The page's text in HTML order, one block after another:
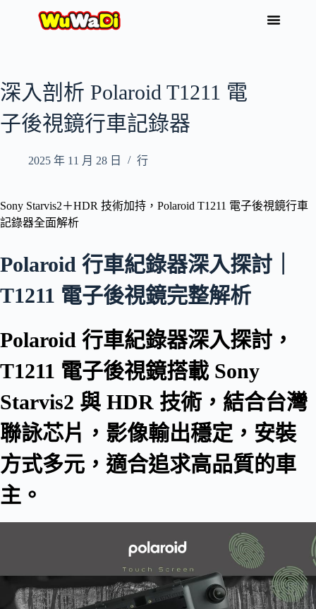
深入剖析 Polaroid T1211 電
子後視鏡行車記錄器
2025 年 11 月 28 日 行
Sony Starvis2＋HDR 技術加持，Polaroid T1211 電子後視鏡行車
記錄器全面解析
Polaroid 行車紀錄器深入探討｜
T1211 電子後視鏡完整解析
Polaroid 行車紀錄器深入探討，
T1211 電子後視鏡搭載 Sony
Starvis2 與 HDR 技術，結合台灣
聯詠芯片，影像輸出穩定，安裝
方式多元，適合追求高品質的車
主。